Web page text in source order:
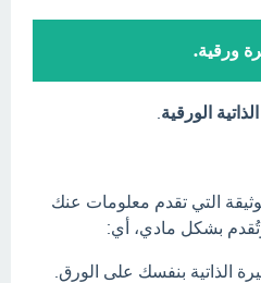
ورقية.
الورقية
التي تقدم معلومات عنك
بشكل مادي، أي:
الذاتية بنفسك على الورق.